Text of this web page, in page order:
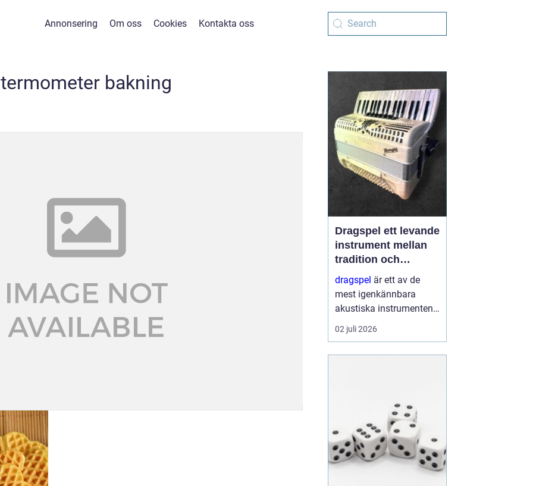
Annonsering Om oss Cookies Kontakta oss
termometer bakning
Dragspel ett levande
instrument mellan
tradition och
förnyelse
dragspel är ett av de
mest igenkännbara
akustiska instrumenten i
Norden. Med sin
kombination av
02 juli 2026